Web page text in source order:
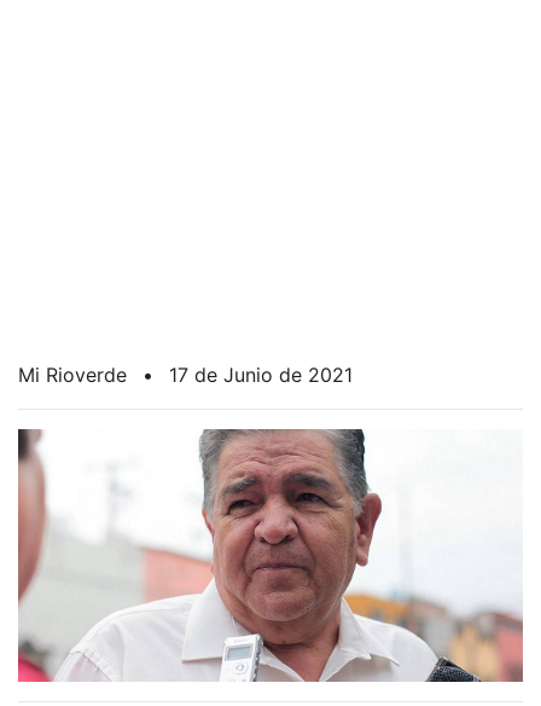
Mi Rioverde • 17 de Junio de 2021